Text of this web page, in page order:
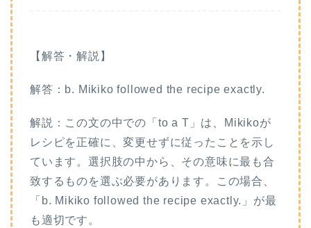
【解答・解説】
解答：b. Mikiko followed the recipe exactly.
解説：この文の中での「to a T」は、Mikikoが
レシピを正確に、変更せずに従ったことを示し
ています。選択肢の中から、その意味に最も合
致するものを選ぶ必要があります。この場合、
「b. Mikiko followed the recipe exactly.」が最
も適切です。